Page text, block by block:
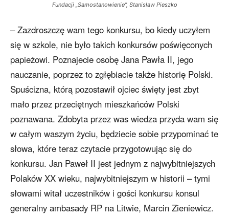
Fundacji „Samostanowienie”, Stanisław Pieszko
– Zazdroszczę wam tego konkursu, bo kiedy uczyłem
się w szkole, nie było takich konkursów poświęconych
papieżowi. Poznajecie osobę Jana Pawła II, jego
nauczanie, poprzez to zgłębiacie także historię Polski.
Spuścizna, którą pozostawił ojciec święty jest zbyt
mało przez przeciętnych mieszkańców Polski
poznawana. Zdobyta przez was wiedza przyda wam się
w całym waszym życiu, będziecie sobie przypominać te
słowa, które teraz czytacie przygotowując się do
konkursu. Jan Paweł II jest jednym z najwybitniejszych
Polaków XX wieku, najwybitniejszym w historii – tymi
słowami witał uczestników i gości konkursu konsul
generalny ambasady RP na Litwie, Marcin Zieniewicz.